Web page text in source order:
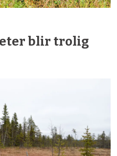
blir trolig